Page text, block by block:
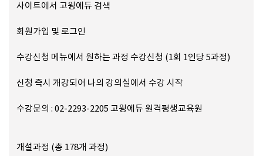
사이트에서 고윙에듀 검색
회원가입 및 로그인
수강신청 메뉴에서 원하는 과정 수강신청 (1회 1인당 5과정)
신청 즉시 개강되어 나의 강의실에서 수강 시작
수강문의 : 02-2293-2205 고윙에듀 원격평생교육원
개설과정 (총 178개 과정)